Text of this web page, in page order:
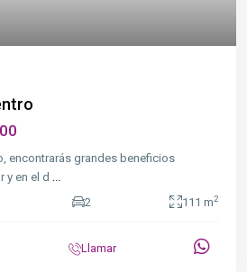
encontrarás grandes beneficios
y en el d ...
2 111 m2
Llamar